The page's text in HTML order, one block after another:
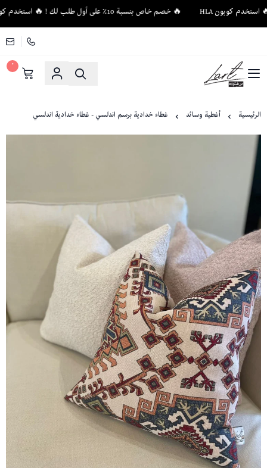
🔥 خصم خاص بنسبة 10٪ على أول طلب لك ! 🔥 استخدم كوبون HLA
لاغت - أثاث فاخر وإكسسوارات منزلية فريدة
٠
الرئيسية أغطية وسائد غطاء خدادية برسم اندلسي - غطاء خدادية اندلسي